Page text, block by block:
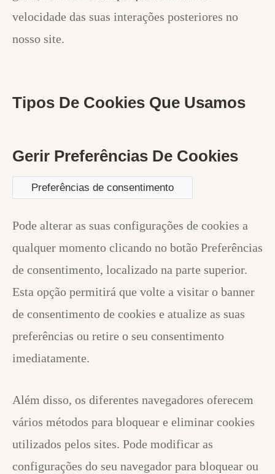
velocidade das suas interações posteriores no
nosso site.
Tipos De Cookies Que Usamos
Gerir Preferências De Cookies
Preferências de consentimento
Pode alterar as suas configurações de cookies a
qualquer momento clicando no botão Preferências
de consentimento, localizado na parte superior.
Esta opção permitirá que volte a visitar o banner
de consentimento de cookies e atualize as suas
preferências ou retire o seu consentimento
imediatamente.
Além disso, os diferentes navegadores oferecem
vários métodos para bloquear e eliminar cookies
utilizados pelos sites. Pode modificar as
configurações do seu navegador para bloquear ou